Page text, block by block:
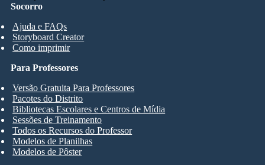
Socorro
Ajuda e FAQs
Storyboard Creator
Como imprimir
Para Professores
Versão Gratuita Para Professores
Pacotes do Distrito
Bibliotecas Escolares e Centros de Mídia
Sessões de Treinamento
Todos os Recursos do Professor
Modelos de Planilhas
Modelos de Pôster